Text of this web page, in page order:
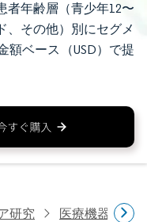
者年齢層（青少年12〜
、その他）別にセグメ
額ベース（USD）で提
研究 医療機器研究